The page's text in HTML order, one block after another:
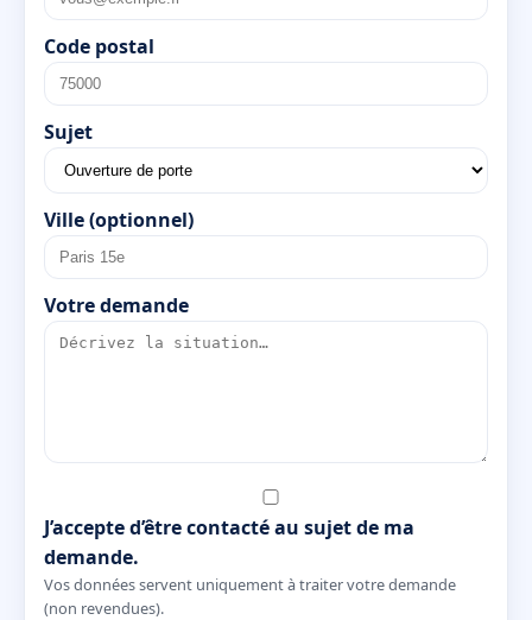
Code postal
Sujet
Ville (optionnel)
Votre demande
J’accepte d’être contacté au sujet de ma
demande.
Vos données servent uniquement à traiter votre demande
(non revendues).